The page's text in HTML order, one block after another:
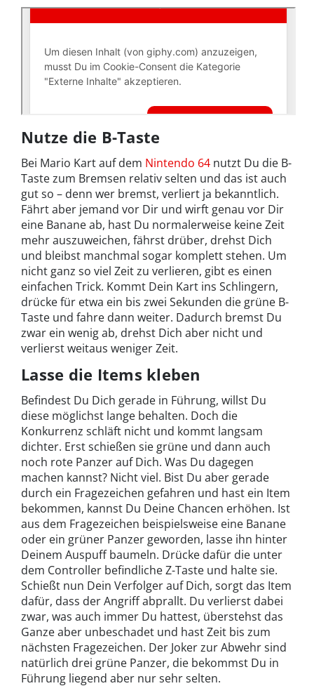
Nutze die B-Taste
Bei Mario Kart auf dem Nintendo 64 nutzt Du die B-
Taste zum Bremsen relativ selten und das ist auch
gut so – denn wer bremst, verliert ja bekanntlich.
Fährt aber jemand vor Dir und wirft genau vor Dir
eine Banane ab, hast Du normalerweise keine Zeit
mehr auszuweichen, fährst drüber, drehst Dich
und bleibst manchmal sogar komplett stehen. Um
nicht ganz so viel Zeit zu verlieren, gibt es einen
einfachen Trick. Kommt Dein Kart ins Schlingern,
drücke für etwa ein bis zwei Sekunden die grüne B-
Taste und fahre dann weiter. Dadurch bremst Du
zwar ein wenig ab, drehst Dich aber nicht und
verlierst weitaus weniger Zeit.
Lasse die Items kleben
Befindest Du Dich gerade in Führung, willst Du
diese möglichst lange behalten. Doch die
Konkurrenz schläft nicht und kommt langsam
dichter. Erst schießen sie grüne und dann auch
noch rote Panzer auf Dich. Was Du dagegen
machen kannst? Nicht viel. Bist Du aber gerade
durch ein Fragezeichen gefahren und hast ein Item
bekommen, kannst Du Deine Chancen erhöhen. Ist
aus dem Fragezeichen beispielsweise eine Banane
oder ein grüner Panzer geworden, lasse ihn hinter
Deinem Auspuff baumeln. Drücke dafür die unter
dem Controller befindliche Z-Taste und halte sie.
Schießt nun Dein Verfolger auf Dich, sorgt das Item
dafür, dass der Angriff abprallt. Du verlierst dabei
zwar, was auch immer Du hattest, überstehst das
Ganze aber unbeschadet und hast Zeit bis zum
nächsten Fragezeichen. Der Joker zur Abwehr sind
natürlich drei grüne Panzer, die bekommst Du in
Führung liegend aber nur sehr selten.